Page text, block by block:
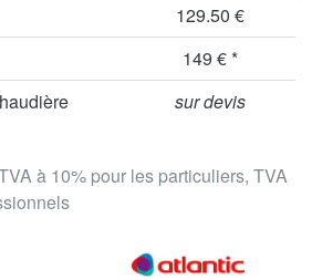
à 10% pour les particuliers, TVA
129.50 €
149 € *
sur devis